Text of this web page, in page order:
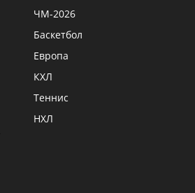
ЧМ-2026
Баскетбол
Европа
КХЛ
Теннис
НХЛ